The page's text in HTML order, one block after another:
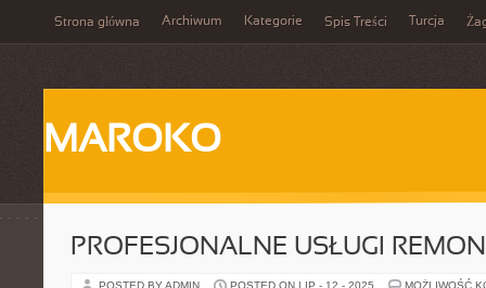
Strona główna Archiwum Kategorie Spis Treści Turcja
MAROKO
PROFESJONALNE USŁUGI
POSTED BY ADMIN POSTED ON LIP - 12 - 2025
MOŻLIWOŚĆ